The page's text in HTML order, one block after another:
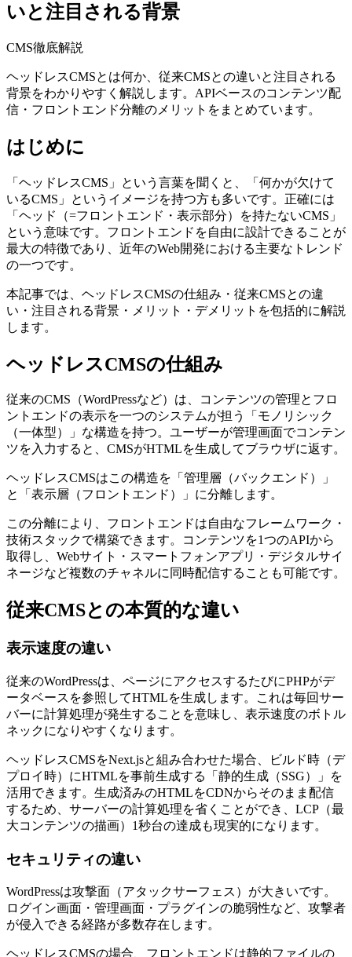
いと注目される背景
CMS徹底解説
ヘッドレスCMSとは何か、従来CMSとの違いと注目される
背景をわかりやすく解説します。APIベースのコンテンツ配
信・フロントエンド分離のメリットをまとめています。
はじめに
「ヘッドレスCMS」という言葉を聞くと、「何かが欠けて
いるCMS」というイメージを持つ方も多いです。正確には
「ヘッド（=フロントエンド・表示部分）を持たないCMS」
という意味です。フロントエンドを自由に設計できることが
最大の特徴であり、近年のWeb開発における主要なトレンド
の一つです。
本記事では、ヘッドレスCMSの仕組み・従来CMSとの違
い・注目される背景・メリット・デメリットを包括的に解説
します。
ヘッドレスCMSの仕組み
従来のCMS（WordPressなど）は、コンテンツの管理とフロ
ントエンドの表示を一つのシステムが担う「モノリシック
（一体型）」な構造を持つ。ユーザーが管理画面でコンテン
ツを入力すると、CMSがHTMLを生成してブラウザに返す。
ヘッドレスCMSはこの構造を「管理層（バックエンド）」
と「表示層（フロントエンド）」に分離します。
この分離により、フロントエンドは自由なフレームワーク・
技術スタックで構築できます。コンテンツを1つのAPIから
取得し、Webサイト・スマートフォンアプリ・デジタルサイ
ネージなど複数のチャネルに同時配信することも可能です。
従来CMSとの本質的な違い
表示速度の違い
従来のWordPressは、ページにアクセスするたびにPHPがデ
ータベースを参照してHTMLを生成します。これは毎回サー
バーに計算処理が発生することを意味し、表示速度のボトル
ネックになりやすくなります。
ヘッドレスCMSをNext.jsと組み合わせた場合、ビルド時（デ
プロイ時）にHTMLを事前生成する「静的生成（SSG）」を
活用できます。生成済みのHTMLをCDNからそのまま配信
するため、サーバーの計算処理を省くことができ、LCP（最
大コンテンツの描画）1秒台の達成も現実的になります。
セキュリティの違い
WordPressは攻撃面（アタックサーフェス）が大きいです。
ログイン画面・管理画面・プラグインの脆弱性など、攻撃者
が侵入できる経路が多数存在します。
ヘッドレスCMSの場合、フロントエンドは静的ファイルの